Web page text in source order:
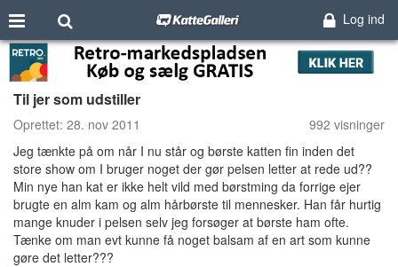
Log ind
Til jer som udstiller
Oprettet: 28. nov 2011
992 visninger
Jeg tænkte på om når I nu står og børste katten fin inden det
store show om I bruger noget der gør pelsen letter at rede ud??
Min nye han kat er ikke helt vild med børstming da forrige ejer
brugte en alm kam og alm hårbørste til mennesker. Han får hurtig
mange knuder i pelsen selv jeg forsøger at børste ham ofte.
Tænke om man evt kunne få noget balsam af en art som kunne
gøre det letter???